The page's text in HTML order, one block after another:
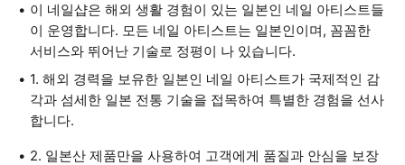
이 네일샵은 해외 생활 경험이 있는 일본인 네일 아티스트들
이 운영합니다. 모든 네일 아티스트는 일본인이며, 꼼꼼한
서비스와 뛰어난 기술로 정평이 나 있습니다.
1. 해외 경력을 보유한 일본인 네일 아티스트가 국제적인 감
각과 섬세한 일본 전통 기술을 접목하여 특별한 경험을 선사
합니다.
2. 일본산 제품만을 사용하여 고객에게 품질과 안심을 보장